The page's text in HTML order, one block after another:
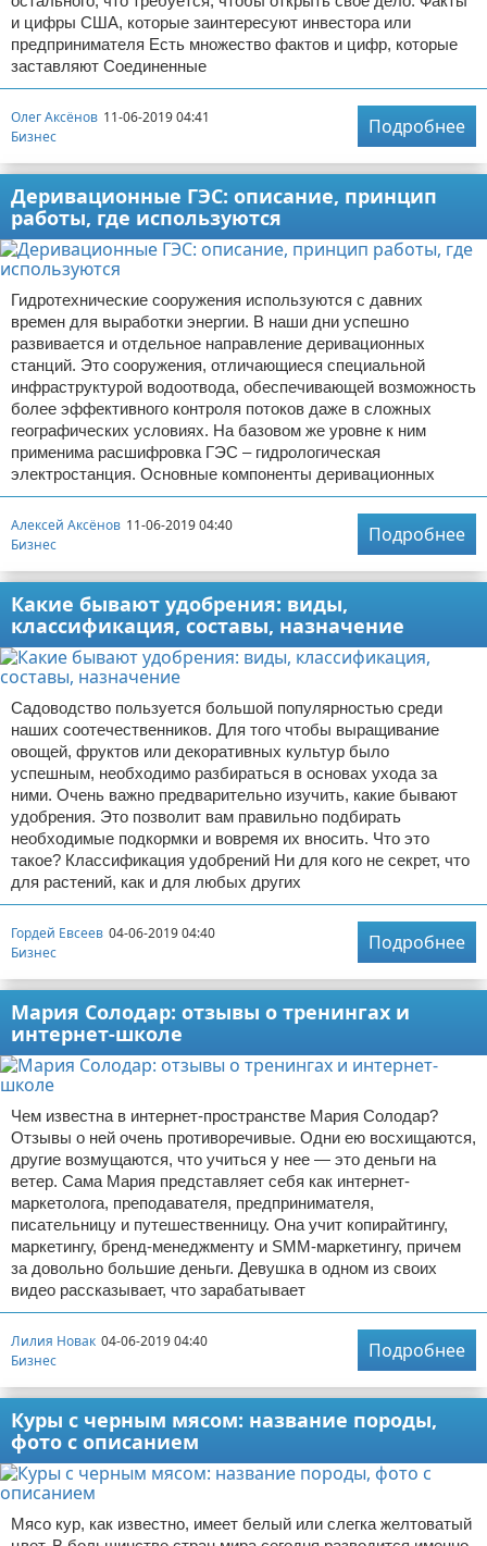
и цифры США, которые заинтересуют инвестора или
предпринимателя Есть множество фактов и цифр, которые
заставляют Соединенные
Олег Аксёнов 11-06-2019 04:41
Бизнес
Подробнее
Деривационные ГЭС: описание, принцип
работы, где используются
Гидротехнические сооружения используются с давних
времен для выработки энергии. В наши дни успешно
развивается и отдельное направление деривационных
станций. Это сооружения, отличающиеся специальной
инфраструктурой водоотвода, обеспечивающей возможность
более эффективного контроля потоков даже в сложных
географических условиях. На базовом же уровне к ним
применима расшифровка ГЭС – гидрологическая
электростанция. Основные компоненты деривационных
Алексей Аксёнов 11-06-2019 04:40
Бизнес
Подробнее
Какие бывают удобрения: виды,
классификация, составы, назначение
Садоводство пользуется большой популярностью среди
наших соотечественников. Для того чтобы выращивание
овощей, фруктов или декоративных культур было
успешным, необходимо разбираться в основах ухода за
ними. Очень важно предварительно изучить, какие бывают
удобрения. Это позволит вам правильно подбирать
необходимые подкормки и вовремя их вносить. Что это
такое? Классификация удобрений Ни для кого не секрет, что
для растений, как и для любых других
Гордей Евсеев 04-06-2019 04:40
Бизнес
Подробнее
Мария Солодар: отзывы о тренингах и
интернет-школе
Чем известна в интернет-пространстве Мария Солодар?
Отзывы о ней очень противоречивые. Одни ею восхищаются,
другие возмущаются, что учиться у нее — это деньги на
ветер. Сама Мария представляет себя как интернет-
маркетолога, преподавателя, предпринимателя,
писательницу и путешественницу. Она учит копирайтингу,
маркетингу, бренд-менеджменту и SMM-маркетингу, причем
за довольно большие деньги. Девушка в одном из своих
видео рассказывает, что зарабатывает
Лилия Новак 04-06-2019 04:40
Бизнес
Подробнее
Куры с черным мясом: название породы,
фото с описанием
Мясо кур, как известно, имеет белый или слегка желтоватый